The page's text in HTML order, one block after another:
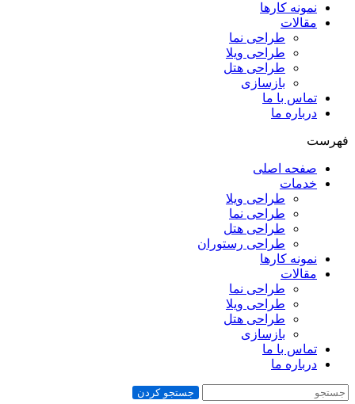
نمونه کارها
مقالات
طراحی نما
طراحی ویلا
طراحی هتل
بازسازی
تماس با ما
درباره ما
فهرست
صفحه اصلی
خدمات
طراحی ویلا
طراحی نما
طراحی هتل
طراحی رستوران
نمونه کارها
مقالات
طراحی نما
طراحی ویلا
طراحی هتل
بازسازی
تماس با ما
درباره ما
جستجو کردن